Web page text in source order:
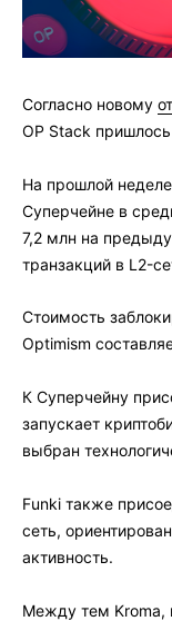
Согласно новому
OP Stack
На прошлой
Суперчейне в
7,2 млн на
транзакций в L2-
Стоимость
Optimism
К Суперчейну
запускает
выбран
Funki также
сеть,
активность.
Между тем Kroma,